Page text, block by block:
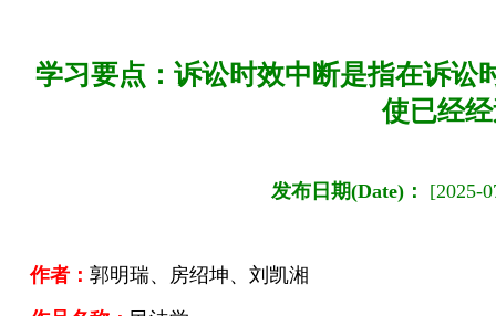
学习要点：诉讼时效中断是指在诉讼
使已经
发布日期(Date)： [2025-
作者： 郭明瑞、房绍坤、刘凯湘